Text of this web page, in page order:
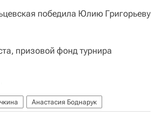
победила Юлию Григорьеву
призовой фонд турнира
Анастасия Боднарук